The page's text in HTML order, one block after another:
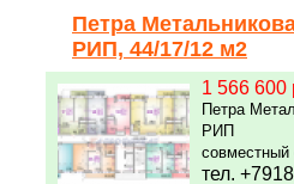
Петра
РИП, 44/17/12 м2
1 566 600
Петра
РИП
совместный
тел.